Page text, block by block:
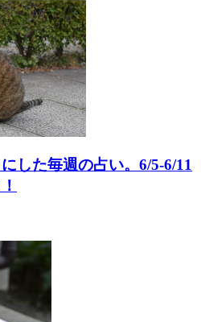
した毎週の占い。6/5-6/11